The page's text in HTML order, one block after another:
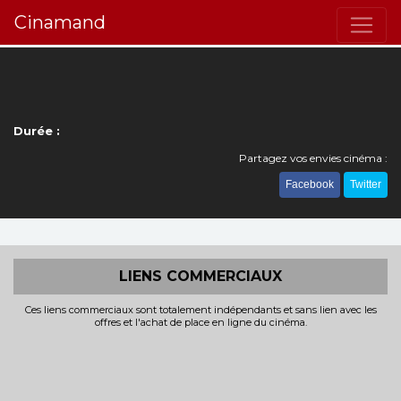
Cinamand
Durée :
Partagez vos envies cinéma :
Facebook Twitter
LIENS COMMERCIAUX
Ces liens commerciaux sont totalement indépendants et sans lien avec les
offres et l'achat de place en ligne du cinéma.